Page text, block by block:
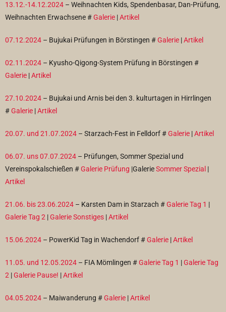
13.12.-14.12.2024 – Weihnachten Kids, Spendenbasar, Dan-Prüfung,
Weihnachten Erwachsene #Galerie |Artikel
07.12.2024 – Bujukai Prüfungen in Börstingen #Galerie |Artikel
02.11.2024 – Kyusho-Qigong-System Prüfung in Börstingen #
Galerie |Artikel
27.10.2024 – Bujukai und Arnis bei den 3. kulturtagen in Hirrlingen
#Galerie |Artikel
20.07. und 21.07.2024 – Starzach-Fest in Felldorf #Galerie |Artikel
06.07. uns 07.07.2024 – Prüfungen, Sommer Spezial und
Vereinspokalschießen #Galerie Prüfung |GalerieSommer Spezial |
Artikel
21.06. bis 23.06.2024 – Karsten Dam in Starzach #Galerie Tag 1 |
Galerie Tag 2 |Galerie Sonstiges |Artikel
15.06.2024 – PowerKid Tag in Wachendorf #Galerie |Artikel
11.05. und 12.05.2024 – FIA Mömlingen #Galerie Tag 1 |Galerie Tag
2 |Galerie Pause! |Artikel
04.05.2024 – Maiwanderung #Galerie |Artikel